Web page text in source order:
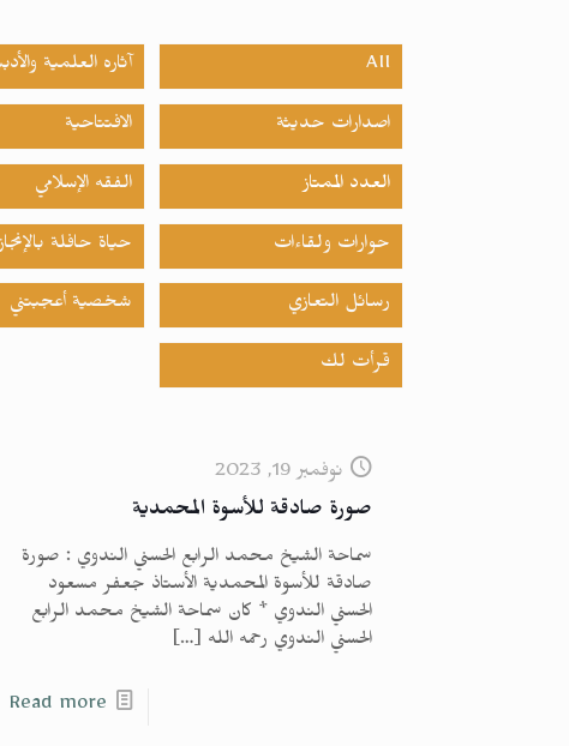
All آثاره العلمية
اصدارات حدیثة الافتتاحية
العدد الممتاز الفقه الإسلامي
حوارات ولقاءات حياة حافلة
رسائل التعازي شخصية أعجبتني
قرأت لك
نوفمبر 19, 2023
صورة صادقة للأسوة المحمدية
سماحة الشيخ محمد الرابع الحسني الندوي : صورة
صادقة للأسوة المحمدية الأستاذ جعفر مسعود
الحسني الندوي * كان سماحة الشيخ محمد الرابع
الحسني الندوي رحمه الله […]
Read more